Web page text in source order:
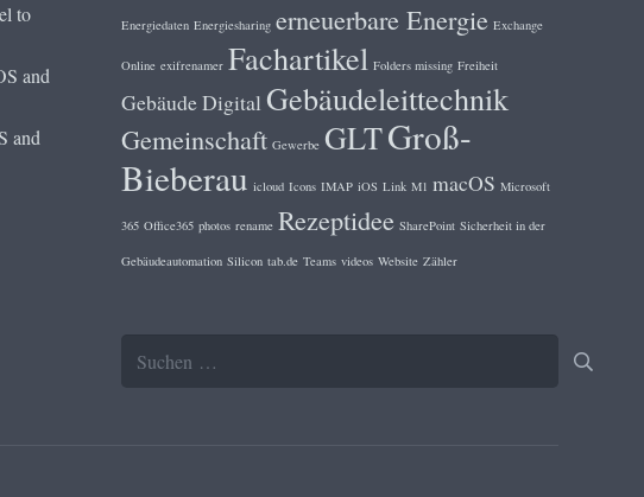
to
and
and
Energiedaten Energiesharing erneuerbare Energie Exchange
Online exifrenamer Fachartikel Folders missing Freiheit
Gebäude Digital Gebäudeleittechnik
Gemeinschaft Gewerbe GLTGroß-
Bieberau icloud Icons IMAP iOS Link M1 macOS Microsoft
365 Office365 photos rename Rezeptidee SharePoint Sicherheit in der
Gebäudeautomation Silicon tab.de Teams videos Website Zähler
Suchen